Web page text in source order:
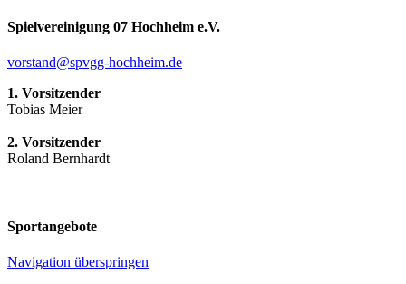
Spielvereinigung 07 Hochheim e.V.
vorstand@spvgg-hochheim.de
1. Vorsitzender
Tobias Meier
2. Vorsitzender
Roland Bernhardt
Sportangebote
Navigation überspringen